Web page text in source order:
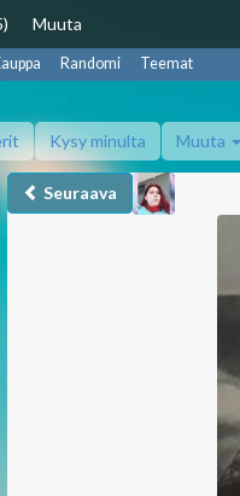
Muuta
Randomi Teemat
Kysy minulta Muuta
Seuraava